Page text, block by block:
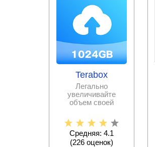
Terabox
Легально
увеличивайте
объем своей
всю необходимую
информацию и
Средняя: 4.1
(226оценок)